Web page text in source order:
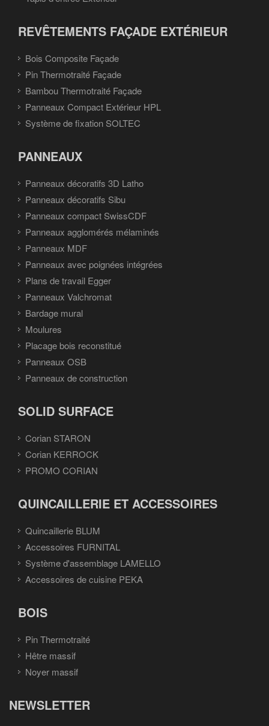
REVÊTEMENTS FAÇADE EXTÉRIEUR
Bois Composite Façade
Pin Thermotraité Façade
Bambou Thermotraité Façade
Panneaux Compact Extérieur HPL
Système de fixation SOLTEC
PANNEAUX
Panneaux décoratifs 3D Latho
Panneaux décoratifs Sibu
Panneaux compact SwissCDF
Panneaux agglomérés mélaminés
Panneaux MDF
Panneaux avec poignées intégrées
Plans de travail Egger
Panneaux Valchromat
Bardage mural
Moulures
Placage bois reconstitué
Panneaux OSB
Panneaux de construction
SOLID SURFACE
Corian STARON
Corian KERROCK
PROMO CORIAN
QUINCAILLERIE ET ACCESSOIRES
Quincaillerie BLUM
Accessoires FURNITAL
Système d'assemblage LAMELLO
Accessoires de cuisine PEKA
BOIS
Pin Thermotraité
Hêtre massif
Noyer massif
NEWSLETTER